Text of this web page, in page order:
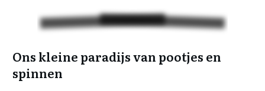
Ons kleine paradijs van pootjes en
spinnen